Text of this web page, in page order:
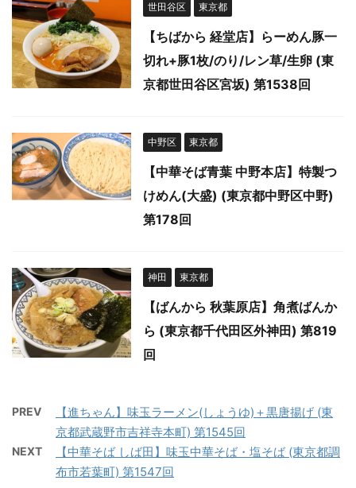
世田谷区 東京都
【ちばから 経堂店】らーめん豚一
切れ+豚1枚/のり/レン草/生卵 (東
京都世田谷区宮坂) 第1538回
中野区 東京都
【中華そば青葉 中野本店】特製つ
けめん(大盛) (東京都中野区中野)
第178回
神田 東京都
【ばんから 秋葉原店】角煮ばんか
ら (東京都千代田区外神田) 第819
回
PREV
【進ちゃん】味玉ラーメン(しょうゆ)＋黒唐揚げ (東
京都武蔵野市吉祥寺本町) 第1545回
NEXT
【中華そば しば田】味玉中華そば・塩そば (東京都調
布市若葉町) 第1547回